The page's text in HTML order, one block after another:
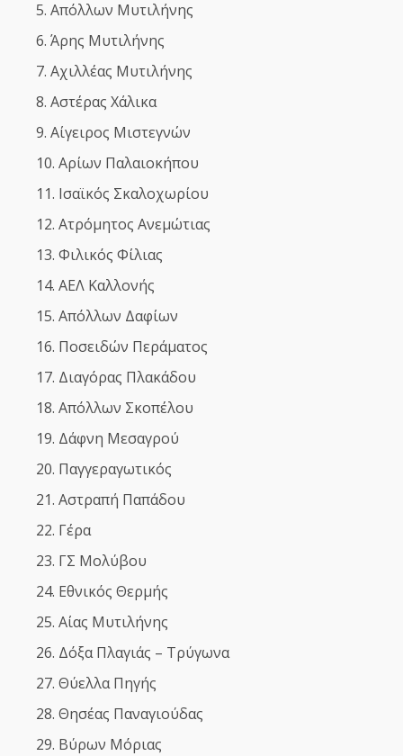
Απόλλων Μυτιλήνης
Άρης Μυτιλήνης
Αχιλλέας Μυτιλήνης
Αστέρας Χάλικα
Αίγειρος Μιστεγνών
Αρίων Παλαιοκήπου
Ισαϊκός Σκαλοχωρίου
Ατρόμητος Ανεμώτιας
Φιλικός Φίλιας
ΑΕΛ Καλλονής
Απόλλων Δαφίων
Ποσειδών Περάματος
Διαγόρας Πλακάδου
Απόλλων Σκοπέλου
Δάφνη Μεσαγρού
Παγγεραγωτικός
Αστραπή Παπάδου
Γέρα
ΓΣ Μολύβου
Εθνικός Θερμής
Αίας Μυτιλήνης
Δόξα Πλαγιάς – Τρύγωνα
Θύελλα Πηγής
Θησέας Παναγιούδας
Βύρων Μόριας